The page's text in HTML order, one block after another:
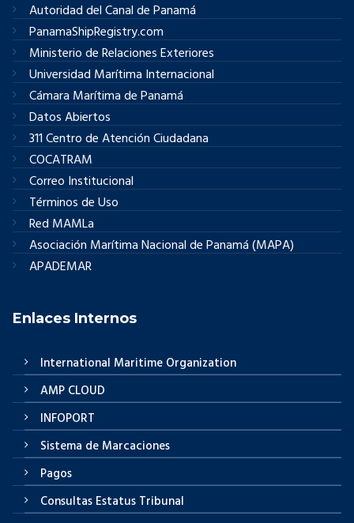
Autoridad del Canal de Panamá
PanamaShipRegistry.com
Ministerio de Relaciones Exteriores
Universidad Marítima Internacional
Cámara Marítima de Panamá
Datos Abiertos
311 Centro de Atención Ciudadana
COCATRAM
Correo Institucional
Términos de Uso
Red MAMLa
Asociación Marítima Nacional de Panamá (MAPA)
APADEMAR
Enlaces Internos
International Maritime Organization
AMP CLOUD
INFOPORT
Sistema de Marcaciones
Pagos
Consultas Estatus Tribunal